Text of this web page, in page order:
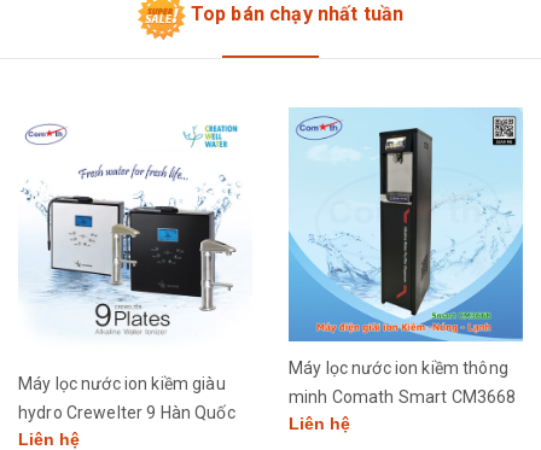
Top bán chạy nhất tuần
Máy lọc nước ion kiềm giàu
hydro Crewelter 9 Hàn Quốc
Liên hệ
Máy lọc nước ion kiềm thông
minh Comath Smart CM3668
Liên hệ